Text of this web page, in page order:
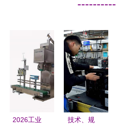
2026工业
技术、规